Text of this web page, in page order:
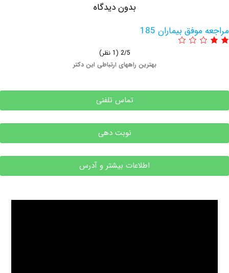
بدون دیدگاه
بیماران 185
بهترین راههای ارتباطی این دکتر
تماس تلفنی
نوبت دهی
اطلاعات بیشتر و آدرس